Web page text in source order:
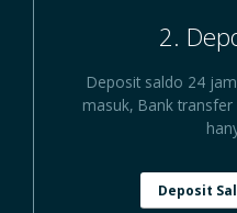
2.
Deposit saldo 24
masuk, Bank
Deposit